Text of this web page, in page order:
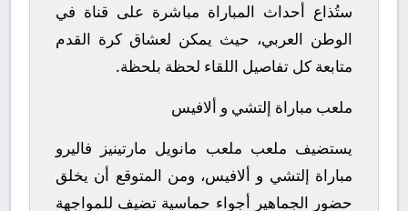
ستُذاع أحداث المباراة مباشرة على قناة في
الوطن العربي، حيث يمكن لعشاق كرة القدم
متابعة كل تفاصيل اللقاء لحظة بلحظة.
ملعب مباراة إلتشي و ألافيس
يستضيف ملعب ملعب مانويل مارتينيز فاليرو
مباراة إلتشي و ألافيس، ومن المتوقع أن يخلق
حضور الجماهير أجواء حماسية تضيف للمواجهة